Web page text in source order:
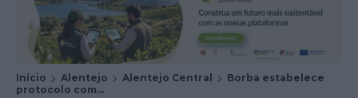
Início Alentejo Alentejo Central
Borba estabelece
protocolo com...